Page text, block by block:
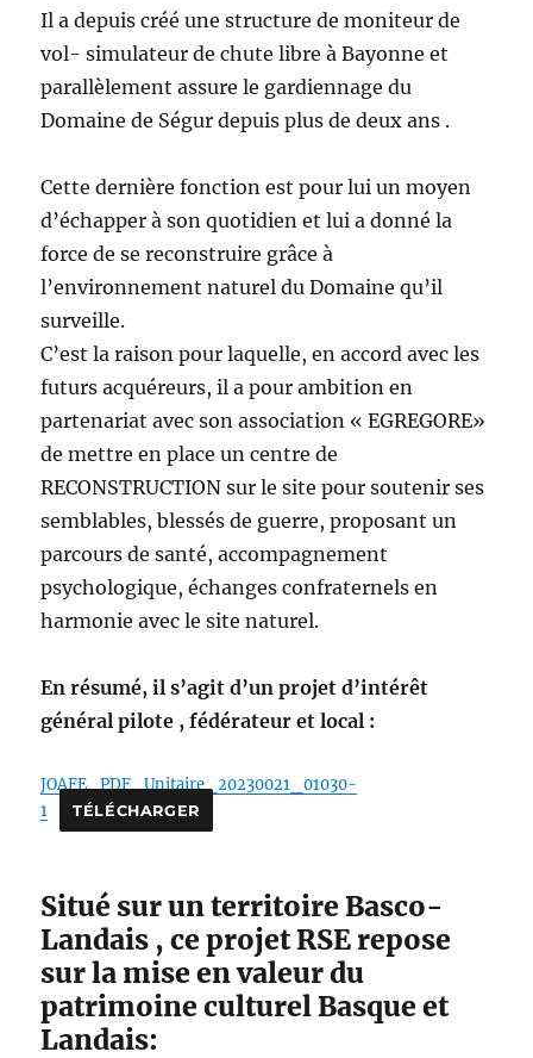
Il a depuis créé une structure de moniteur de
vol- simulateur de chute libre à Bayonne et
parallèlement assure le gardiennage du
Domaine de Ségur depuis plus de deux ans .
Cette dernière fonction est pour lui un moyen
d’échapper à son quotidien et lui a donné la
force de se reconstruire grâce à
l’environnement naturel du Domaine qu’il
surveille.
C’est la raison pour laquelle, en accord avec les
futurs acquéreurs, il a pour ambition en
partenariat avec son association « EGREGORE»
de mettre en place un centre de
RECONSTRUCTION sur le site pour soutenir ses
semblables, blessés de guerre, proposant un
parcours de santé, accompagnement
psychologique, échanges confraternels en
harmonie avec le site naturel.
En résumé, il s’agit d’un projet d’intérêt
général pilote , fédérateur et local :
JOAFE_PDF_Unitaire_20230021_01030-
1
TÉLÉCHARGER
Situé sur un territoire Basco-
Landais , ce projet RSE repose
sur la mise en valeur du
patrimoine culturel Basque et
Landais: